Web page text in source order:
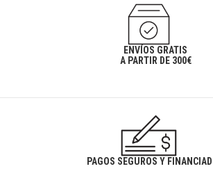
ENVÍOS GRATIS
A PARTIR DE 300€
PAGOS SEGUROS Y